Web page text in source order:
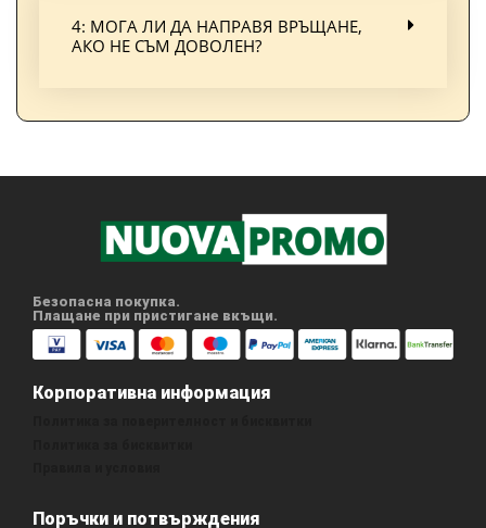
4: МОГА ЛИ ДА НАПРАВЯ ВРЪЩАНЕ,
АКО НЕ СЪМ ДОВОЛЕН?
Безопасна покупка.
Плащане при пристигане вкъщи.
Корпоративна информация
Поръчки и потвърждения